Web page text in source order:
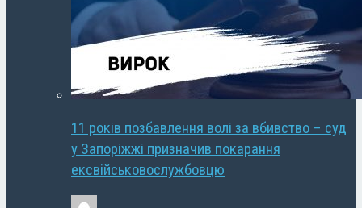
11 років позбавлення волі за вбивство – суд
у Запоріжжі призначив покарання
ексвійськовослужбовцю